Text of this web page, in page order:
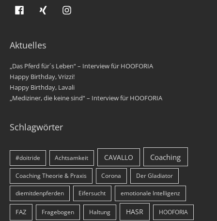
Aktuelles
„Das Pferd für´s Leben“ – Interview für HOOFORIA
Happy Birthday, Vrizzi!
Happy Birthday, Lavali
„Mediziner, die keine sind“ – Interview für HOOFORIA
Schlagwörter
#doitride Achtsamkeit CAVALLO Coaching
Coaching Theorie & Praxis Corona Der Gladiator
diemitdenpferden Eifersucht emotionale Intelligenz
FAZ Fragebogen Haltung HASR HOOFORIA